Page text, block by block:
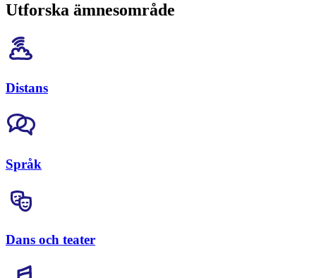
Utforska ämnesområde
Distans
Språk
Dans och teater